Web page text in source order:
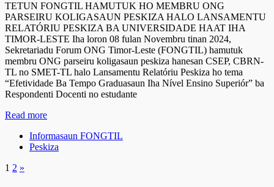
TETUN FONGTIL HAMUTUK HO MEMBRU ONG
PARSEIRU KOLIGASAUN PESKIZA HALO LANSAMENTU
RELATÓRIU PESKIZA BA UNIVERSIDADE HAAT IHA
TIMOR-LESTE Iha loron 08 fulan Novembru tinan 2024,
Sekretariadu Forum ONG Timor-Leste (FONGTIL) hamutuk
membru ONG parseiru koligasaun peskiza hanesan CSEP, CBRN-
TL no SMET-TL halo Lansamentu Relatóriu Peskiza ho tema
“Efetividade Ba Tempo Graduasaun Iha Nível Ensino Superiór” ba
Respondenti Docenti no estudante
Read more
Informasaun FONGTIL
Peskiza
1 2 »